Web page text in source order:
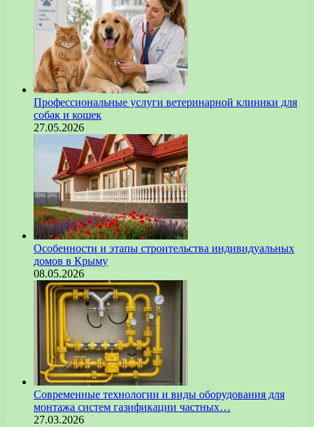
Профессиональные услуги ветеринарной клиники для
собак и кошек
27.05.2026
Особенности и этапы строительства индивидуальных
домов в Крыму
08.05.2026
Современные технологии и виды оборудования для
монтажа систем газификации частных…
27.03.2026